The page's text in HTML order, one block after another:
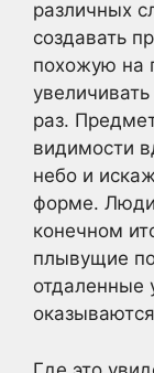
различных
создавать
похожую на
раз.
видимости
небо и
форме.
конечном
плывущие
отдаленные